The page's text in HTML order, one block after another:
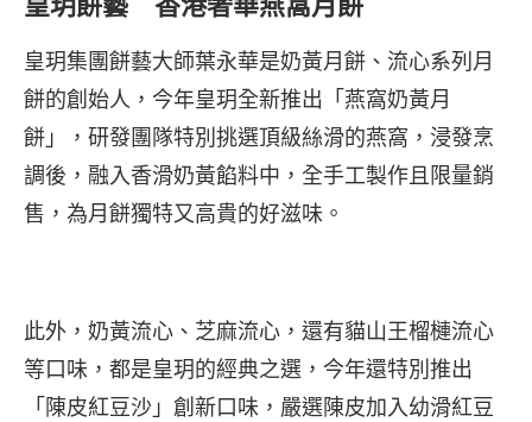
皇玥集團餅藝大師葉永華是奶黃月餅、流心系列月
餅的創始人，今年皇玥全新推出「燕窩奶黃月
餅」，研發團隊特別挑選頂級絲滑的燕窩，浸發烹
調後，融入香滑奶黃餡料中，全手工製作且限量銷
售，為月餅獨特又高貴的好滋味。
此外，奶黃流心、芝麻流心，還有貓山王榴槤流心
等口味，都是皇玥的經典之選，今年還特別推出
「陳皮紅豆沙」創新口味，嚴選陳皮加入幼滑紅豆